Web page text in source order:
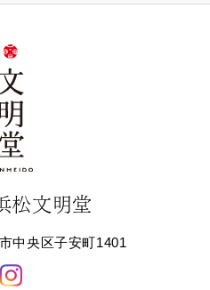
松文明堂
中央区子安町1401